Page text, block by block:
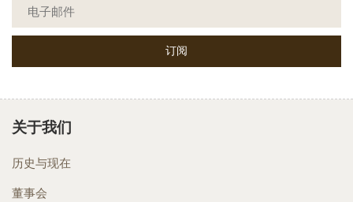
关于我们
历史与现在
董事会